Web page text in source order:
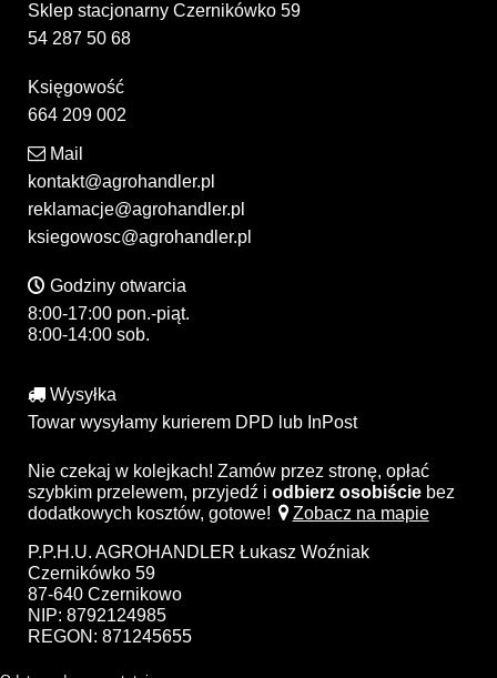
Sklep stacjonarny Czernikówko 59
54 287 50 68
Księgowość
664 209 002
Mail
kontakt@agrohandler.pl
reklamacje@agrohandler.pl
ksiegowosc@agrohandler.pl
Godziny otwarcia
8:00-17:00 pon.-piąt.
8:00-14:00 sob.
Wysyłka
Towar wysyłamy kurierem DPD lub InPost
Nie czekaj w kolejkach! Zamów przez stronę, opłać
szybkim przelewem, przyjedź i odbierz osobiście bez
dodatkowych kosztów, gotowe!
Zobacz na mapie
P.P.H.U. AGROHANDLER Łukasz Woźniak
Czernikówko 59
87-640 Czernikowo
NIP: 8792124985
REGON: 871245655